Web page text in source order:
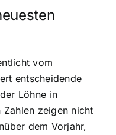
vom
entscheidende
Löhne in
Zahlen zeigen nicht
dem Vorjahr,